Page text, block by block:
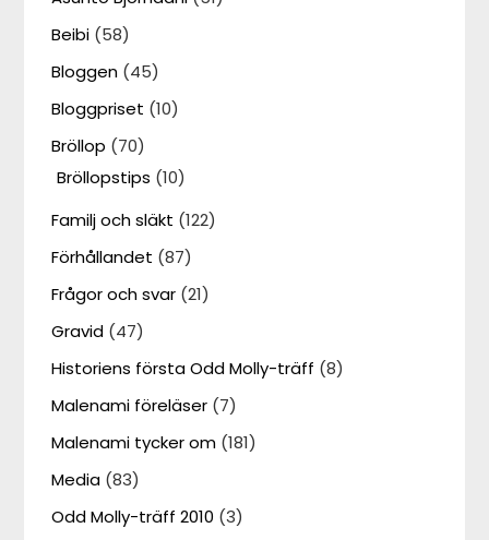
Beibi (58)
Bloggen (45)
Bloggpriset (10)
Bröllop (70)
Bröllopstips (10)
Familj och släkt (122)
Förhållandet (87)
Frågor och svar (21)
Gravid (47)
Historiens första Odd Molly-träff (8)
Malenami föreläser (7)
Malenami tycker om (181)
Media (83)
Odd Molly-träff 2010 (3)